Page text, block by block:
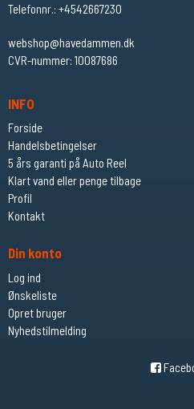
Telefonnr.: +4542667230
webshop@havedammen.dk
CVR-nummer: 10087686
INFO
Forside
Handelsbetingelser
5 års garanti på Auto Reel
Klart vand eller penge tilbage
Profil
Kontakt
Din konto
Log ind
Ønskeliste
Opret bruger
Nyhedstilmelding